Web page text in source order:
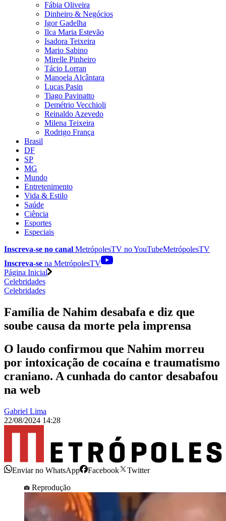
Fábia Oliveira
Dinheiro & Negócios
Igor Gadelha
Ilca Maria Estevão
Isadora Teixeira
Mario Sabino
Mirelle Pinheiro
Tácio Lorran
Manoela Alcântara
Lucas Pasin
Tiago Pavinatto
Demétrio Vecchioli
Reinaldo Azevedo
Milena Teixeira
Rodrigo França
Brasil
DF
SP
MG
Mundo
Entretenimento
Vida & Estilo
Saúde
Ciência
Esportes
Especiais
Inscreva-se no canal MetrópolesTV noYouTubeMetrópolesTV
Inscreva-se na MetrópolesTV
Página Inicial
Celebridades
Celebridades
Família de Nahim desabafa e diz que
soube causa da morte pela imprensa
O laudo confirmou que Nahim morreu
por intoxicação de cocaína e traumatismo
craniano. A cunhada do cantor desabafou
na web
Gabriel Lima
22/08/2024 14:28
Enviar no WhatsApp Facebook
Twitter
Reprodução